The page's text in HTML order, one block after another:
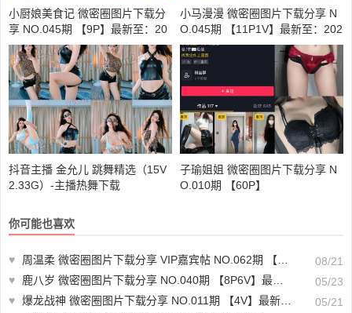
小厨娘美食记 微密圈图片下载分
享 NO.045期 【9P】最新至：20
24.9.8
小马漫漫 微密圈图片下载分享 N
O.045期 【11P1V】最新至：202
5.3.10
抖音主播 金允儿 跳舞精选（15V
2.33G）-主播热舞下载
子瑜姐姐 微密圈图片下载分享 N
O.010期 【60P】
你可能也喜欢
♥ 周温柔 微密圈图片下载分享 VIP嘉宾帖 NO.062期 【20P】最新至：2024.8.19
08/21
♥
鹿八岁 微密圈图片下载分享 NO.040期 【8P6V】最新至：2024.5.13
05/23
♥ 爆龙战神 微密圈图片下载分享 NO.011期 【4V】最新至：2023.6.17
05/21